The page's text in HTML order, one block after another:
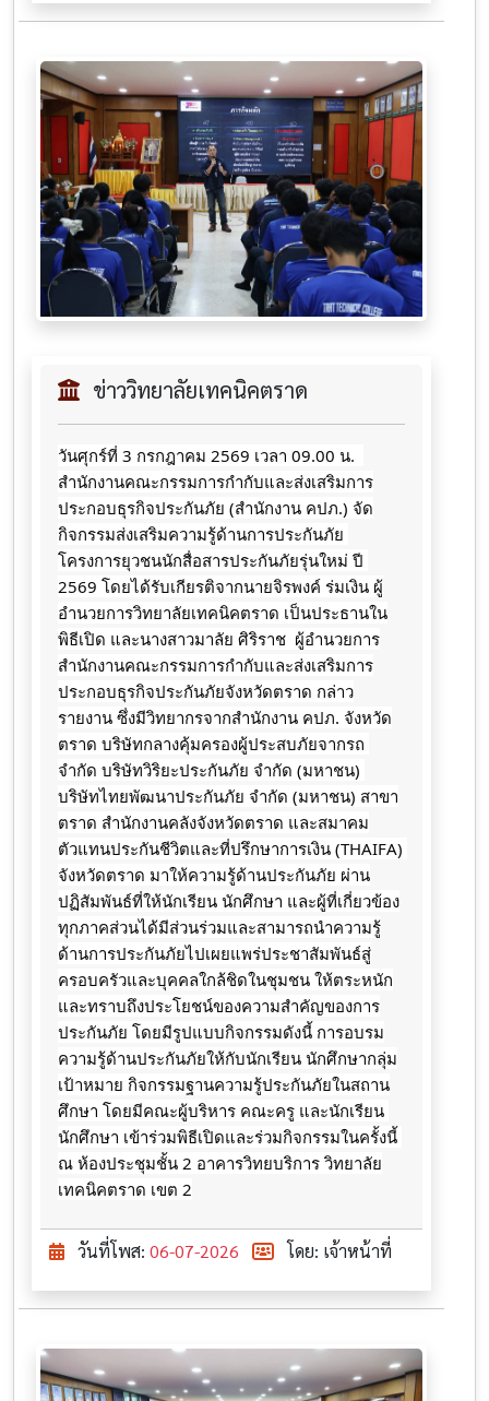
ข่าววิทยาลัยเทคนิคตราด
วันศุกร์ที่ 3 กรกฎาคม 2569 เวลา 09.00 น.
สำนักงานคณะกรรมการกำกับและส่งเสริมการ
ประกอบธุรกิจประกันภัย (สำนักงาน คปภ.) จัด
กิจกรรมส่งเสริมความรู้ด้านการประกันภัย
โครงการยุวชนนักสื่อสารประกันภัยรุ่นใหม่ ปี
2569 โดยได้รับเกียรติจากนายจิรพงค์ ร่มเงิน ผู้
อำนวยการวิทยาลัยเทคนิคตราด เป็นประธานใน
พิธีเปิด และนางสาวมาลัย​ ศิริราช​  ผู้อำนวยการ
สำนักงานคณะกรรมการ​กำกับ​และส่งเสริม​การ
ประกอบธุรกิจ​ประกันภัย​จังหวัด​ตราด​ กล่าว
รายงาน ซึ่งมีวิทยากรจากสำนักงาน คปภ. จังหวัด
ตราด บริษัทกลางคุ้มครองผู้ประสบภัยจากรถ
จำกัด บริษัทวิริยะประกันภัย จำกัด (มหาชน)
บริษัทไทยพัฒนาประกันภัย จำกัด (มหาชน) สาขา
ตราด สำนักงานคลังจังหวัดตราด และสมาคม
ตัวแทนประกันชีวิตและที่ปรึกษาการเงิน (THAIFA)
จังหวัดตราด มาให้ความรู้ด้านประกันภัย ผ่าน
ปฏิสัมพันธ์ที่ให้นักเรียน นักศึกษา และผู้ที่เกี่ยวข้อง
ทุกภาคส่วนได้มีส่วนร่วมและสามารถนำความรู้
ด้านการประกันภัยไปเผยแพร่ประชาสัมพันธ์สู่
ครอบครัวและบุคคลใกล้ชิดในชุมชน ให้ตระหนัก
และทราบถึงประโยชน์ของความสำคัญของการ
ประกันภัย โดยมีรูปแบบกิจกรรมดังนี้ การอบรม
ความรู้ด้านประกันภัยให้กับนักเรียน นักศึกษากลุ่ม
เป้าหมาย กิจกรรมฐานความรู้ประกันภัยในสถาน
ศึกษา โดยมีคณะผู้บริหาร คณะครู และนักเรียน
นักศึกษา เข้าร่วมพิธีเปิดและร่วมกิจกรรมในครั้งนี้
ณ ห้องประชุมชั้น 2 อาคารวิทยบริการ วิทยาลัย
เทคนิคตราด เขต 2
วันที่โพส: 06-07-2026 โดย: เจ้าหน้าที่